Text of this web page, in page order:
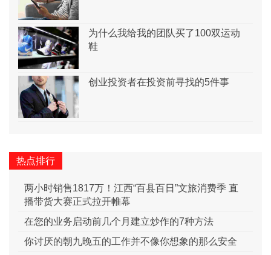
为什么我给我的团队买了100双运动
鞋
创业投资者在投资前寻找的5件事
热点排行
两小时销售1817万！江西“百县百日”文旅消费季 直
播带货大赛正式拉开帷幕
在您的业务启动前几个月建立炒作的7种方法
你讨厌的朝九晚五的工作并不像你想象的那么安全